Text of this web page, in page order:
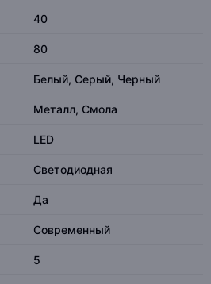
40
80
Белый, Серый, Черный
Металл, Смола
LED
Светодиодная
Да
Современный
5